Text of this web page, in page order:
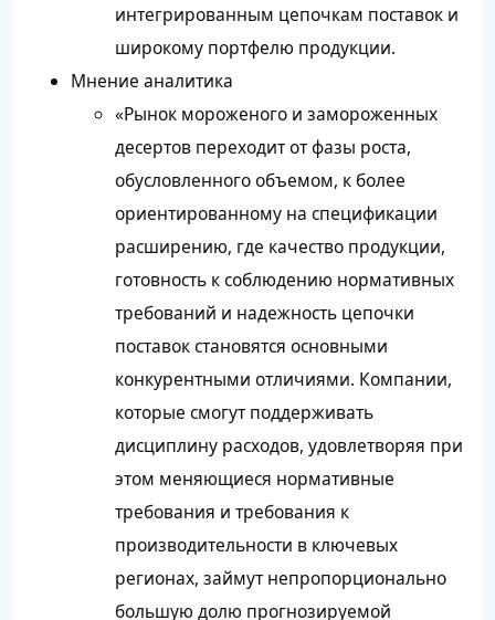
интегрированным цепочкам поставок и
широкому портфелю продукции.
Мнение аналитика
«Рынок мороженого и замороженных
десертов переходит от фазы роста,
обусловленного объемом, к более
ориентированному на спецификации
расширению, где качество продукции,
готовность к соблюдению нормативных
требований и надежность цепочки
поставок становятся основными
конкурентными отличиями. Компании,
которые смогут поддерживать
дисциплину расходов, удовлетворяя при
этом меняющиеся нормативные
требования и требования к
производительности в ключевых
регионах, займут непропорционально
большую долю прогнозируемой